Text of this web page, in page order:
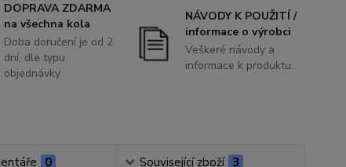
DOPRAVA ZDARMA
na všechna kola
Doba doručení je od 2
dní, dle typu
objednávky
NÁVODY K POUŽITÍ /
informace o výrobci
Veškeré návody a
informace k produktu.
0 Související zboží 3